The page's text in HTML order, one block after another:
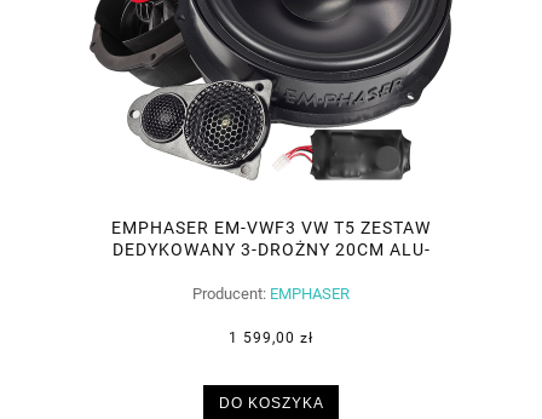
EMPHASER EM-VWF3 VW T5 ZESTAW
DEDYKOWANY 3-DROŻNY 20CM ALU-
Producent: EMPHASER
1 599,00 zł
DO KOSZYKA